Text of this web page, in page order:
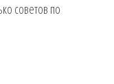
советов по